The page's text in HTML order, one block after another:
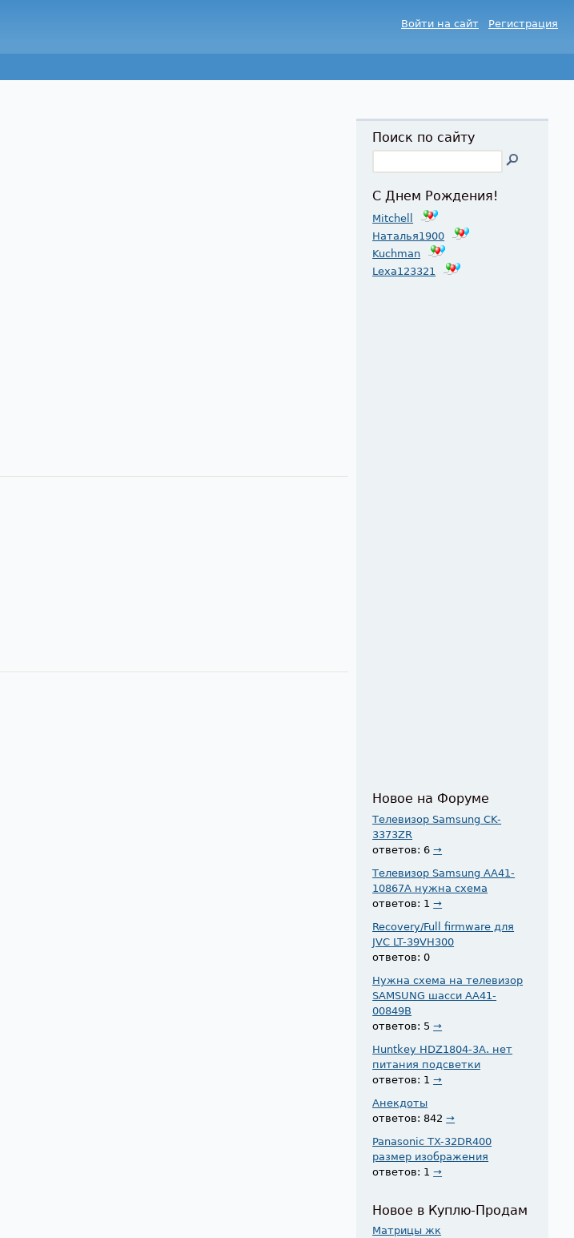
Войти на сайт Регистрация
Поиск по сайту
С Днем Рождения!
Mitchell
Наталья1900
Kuchman
Lexa123321
Новое на Форуме
Телевизор Samsung CK-
3373ZR
ответов: 6→
Телевизор Samsung AA41-
10867A нужна схема
ответов: 1→
Recovery/Full firmware для
JVC LT-39VH300
ответов: 0
Нужна схема на телевизор
SAMSUNG шасси AA41-
00849B
ответов: 5→
Huntkey HDZ1804-3A. нет
питания подсветки
ответов: 1→
Анекдоты
ответов: 842→
Panasonic TX-32DR400
размер изображения
ответов: 1→
Новое в Куплю-Продам
Матрицы жк